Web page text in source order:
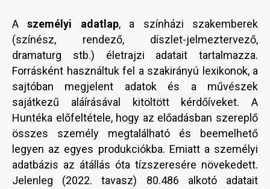
Aszemélyi adatlap, a színházi szakemberek
(színész, rendező, díszlet-jelmeztervező,
dramaturg stb.) életrajzi adatait tartalmazza.
Forrásként használtuk fel a szakirányú lexikonok, a
sajtóban megjelent adatok és a művészek
sajátkezű aláírásával kitöltött kérdőíveket. A
Huntéka előfeltétele, hogy az előadásban szereplő
összes személy megtalálható és beemelhető
legyen az egyes produkciókba. Emiatt a személyi
adatbázis az átállás óta tízszeresére növekedett.
Jelenleg (2022. tavasz) 80.486 alkotó adatait